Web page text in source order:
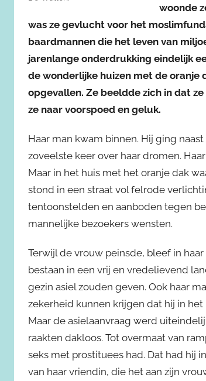
woonde
was ze gevlucht voor het
baardmannen die het leven van
jarenlange onderdrukking eindelijk
de wonderlijke huizen met de oranje
opgevallen. Ze beeldde zich in dat
ze naar voorspoed en geluk.
Haar man kwam binnen. Hij ging
zoveelste keer over haar dromen.
Maar in het huis met het oranje dak
stond in een straat vol felrode
tentoonstelden en aanboden tegen
mannelijke bezoekers wensten.
Terwijl de vrouw peinsde, bleef in
bestaan in een vrij en vredelievend
gezin asiel zouden geven. Ook haar
zekerheid kunnen krijgen dat hij in
Maar de asielaanvraag werd
raakten dakloos. Tot overmaat van
seks met prostituees had. Dat had hij
van haar vriendin, die het aan zijn